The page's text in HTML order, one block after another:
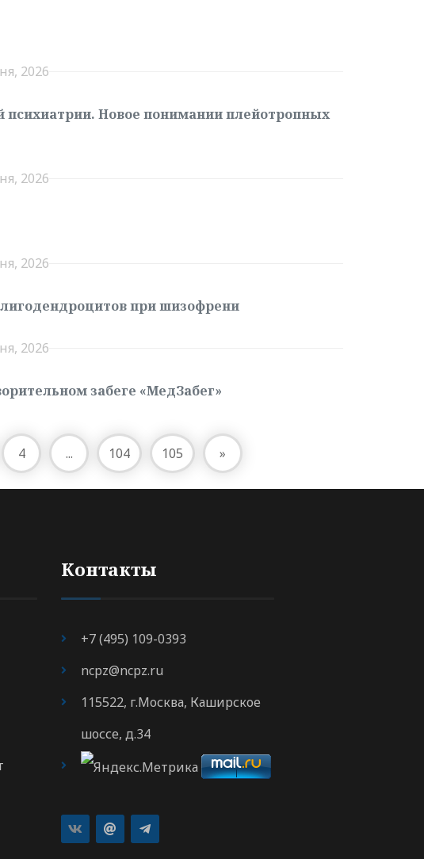
2026
психиатрии. Новое понимании плейотропных
2026
2026
при шизофрени
2026
забеге «МедЗабег»
4 ... 104 105 »
Контакты
+7 (495) 109-0393
ncpz@ncpz.ru
115522, г.Москва, Каширское
шоссе, д.34